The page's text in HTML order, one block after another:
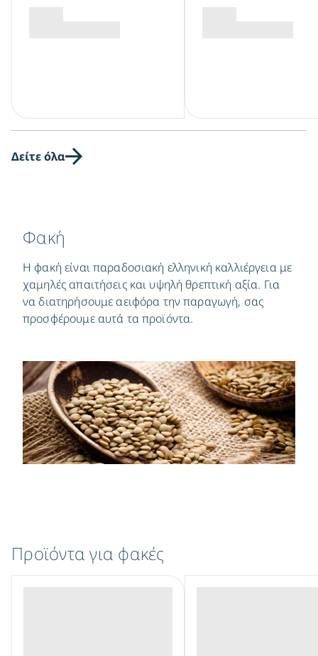
Δείτε όλα
Φακή
Η φακή είναι παραδοσιακή ελληνική καλλιέργεια με
χαμηλές απαιτήσεις και υψηλή θρεπτική αξία. Για
να διατηρήσουμε αειφόρα την παραγωγή, σας
προσφέρουμε αυτά τα προϊόντα.
Προϊόντα για φακές